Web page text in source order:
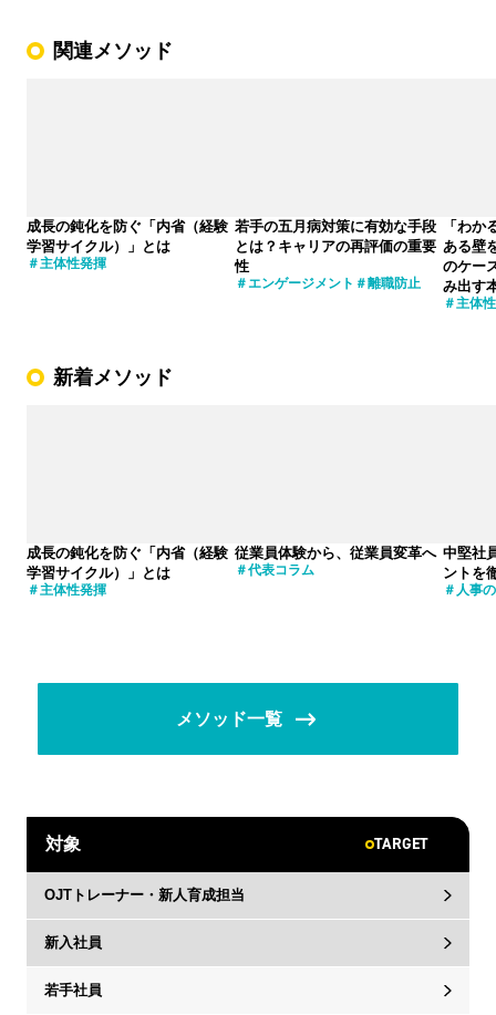
関連メソッド
成長の鈍化を防ぐ「内省（経験
学習サイクル）」とは
主体性発揮
若手の五月病対策に有効な手段
とは？キャリアの再評価の重要
性
エンゲージメント 離職防止
「わか
ある壁
のケー
み出す
主体
新着メソッド
成長の鈍化を防ぐ「内省（経験
学習サイクル）」とは
主体性発揮
従業員体験から、従業員変革へ
代表コラム
中堅社
ントを
人事
メソッド一覧
対象 TARGET
OJTトレーナー・新人育成担当
新入社員
若手社員